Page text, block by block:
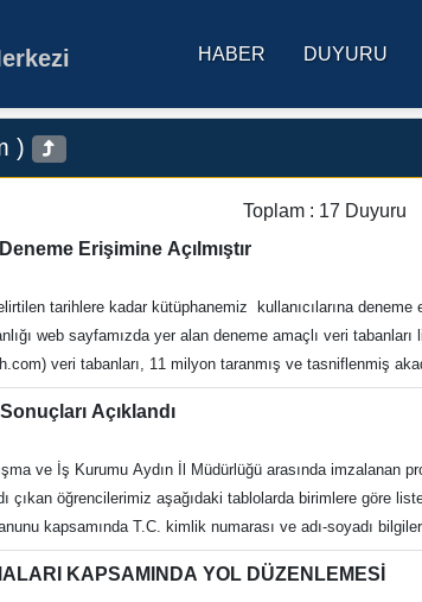
HABER DUYURU
)
Toplam : 17 Duyuru
Erişimine Açılmıştır
tarihlere kadar kütüphanemiz kullanıcılarına
web sayfamızda yer alan deneme amaçlı veri
veri tabanları, 11 milyon taranmış ve tasniflenmiş
mahkemeleri, kurul kararları, resmi görüş, mevzuat
oluşmaktadır. Karar Türk (kararturk.com),
içtihat ve mevzuatın başlıklandırılarak kategorize
bulgularını karar ve kurum türüne göre incelemesine
Mali Mevzuat (malimevzuat.com.tr) Erişim Tarihi
Dokümantasyon Daire Başkanlığı Recep Tayyip
adukutuphane t:https://twitter.com/adukutuphane İ:
Açıklandı
ve İş Kurumu Aydın İl Müdürlüğü arasında imzalanan
çıkan öğrencilerimiz aşağıdaki tablolarda birimlere göre
kapsamında T.C. kimlik numarası ve adı-soyadı
İŞKUR Gençlik Programına katılmaya hak kazanan
ve Meslek Yüksekokula iletmesi gerekmektedir.
KAPSAMINDA YOL DÜZENLEMESİ